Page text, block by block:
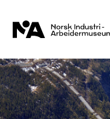
innhold